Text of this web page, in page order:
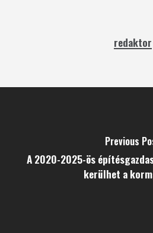
redaktor
Previous
A 2020-2025-ös
kerülhet a